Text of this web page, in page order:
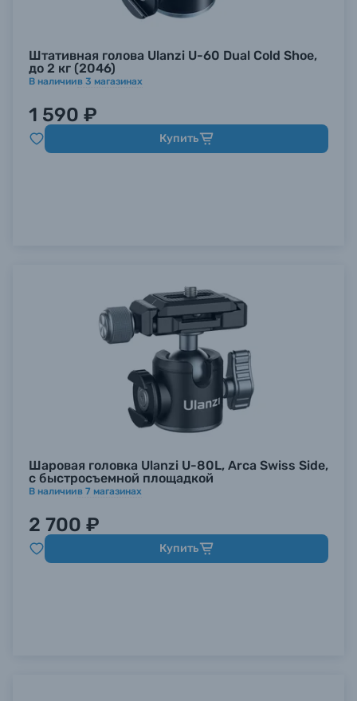
Штативная голова Ulanzi U-60 Dual Cold Shoe,
до 2 кг (2046)
В наличиив 3 магазинах
1 590 ₽
Купить
Шаровая головка Ulanzi U-80L, Arca Swiss Side,
с быстросъемной площадкой
В наличиив 7 магазинах
2 700 ₽
Купить